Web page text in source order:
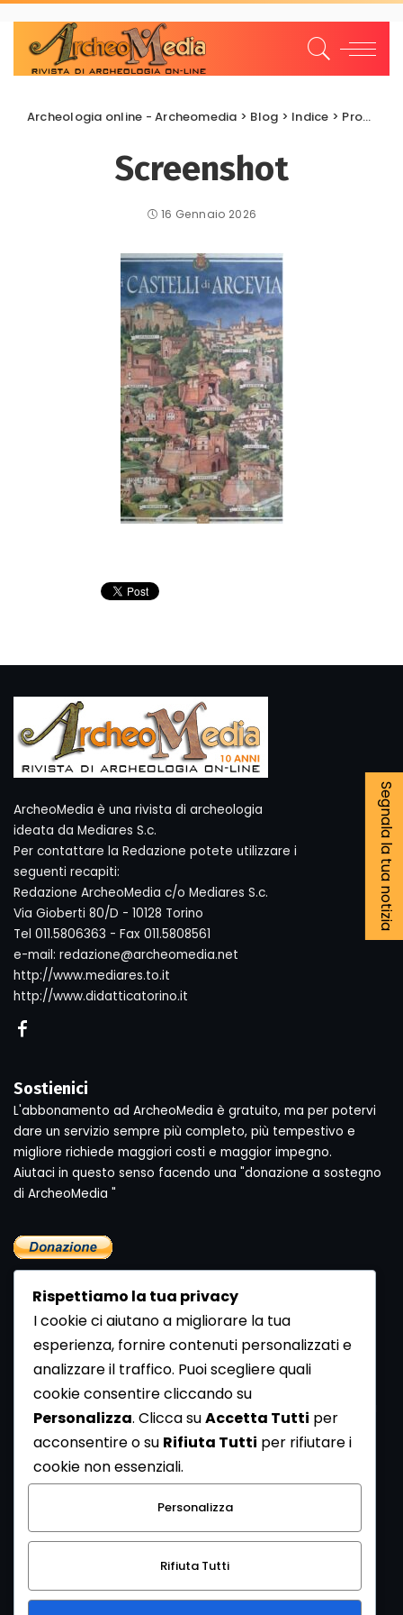
Archeologia online - Archeomedia > Blog > Indice > Promozione Valorizzazione
Screenshot
16 Gennaio 2026
Segnala la tua notizia
ArcheoMedia è una rivista di archeologia
ideata da Mediares S.c.
Per contattare la Redazione potete utilizzare i
seguenti recapiti:
Redazione ArcheoMedia c/o Mediares S.c.
Via Gioberti 80/D - 10128 Torino
Tel 011.5806363 - Fax 011.5808561
e-mail: redazione@archeomedia.net
http://www.mediares.to.it
http://www.didatticatorino.it
Sostienici
L'abbonamento ad ArcheoMedia è gratuito, ma per potervi
dare un servizio sempre più completo, più tempestivo e
migliore richiede maggiori costi e maggior impegno.
Aiutaci in questo senso facendo una "donazione a sostegno
di ArcheoMedia "
Newsletter
Se vuoi ricevere la Rivista gratuita di archeologia realizzata
dalla Redazione di ArcheoMedia iscriviti alla nostra
Newsletter [Clicca Qui]
Con l'invio del messaggio l'utente dichiara di aver letto
l’informativa sulla privacy e di acconsentire al trattamento
dei propri dati personali.
Rispettiamo la tua privacy
I cookie ci aiutano a migliorare la tua
esperienza, fornire contenuti personalizzati e
analizzare il traffico. Puoi scegliere quali
cookie consentire cliccando su
Personalizza. Clicca suAccetta Tutti per
acconsentire o su Rifiuta Tutti per rifiutare i
cookie non essenziali.
Personalizza
Rifiuta Tutti